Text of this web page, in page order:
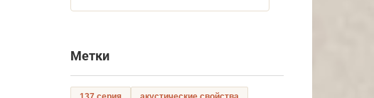
Метки